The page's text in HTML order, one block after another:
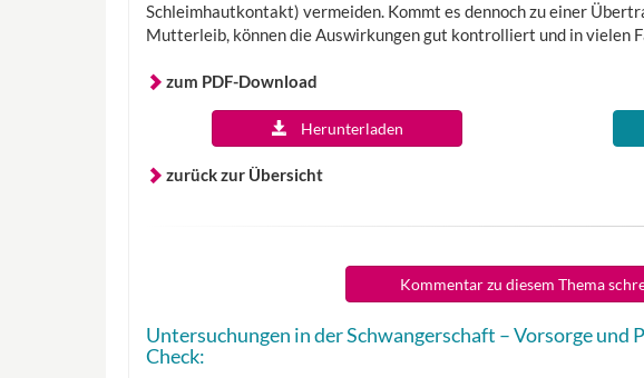
Schleimhautkontakt) vermeiden. Kommt es dennoch zu einer
Mutterleib, können die Auswirkungen gut kontrolliert und in vielen
zum PDF-Download
Herunterladen
zurück zur Übersicht
Kommentar zu diesem Thema
Untersuchungen in der Schwangerschaft – Vorsorge
Check: